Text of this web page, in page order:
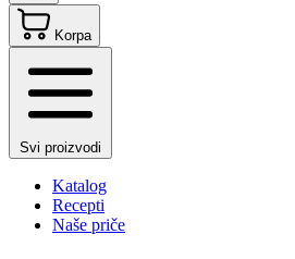
Korpa
Svi proizvodi
Katalog
Recepti
Naše priče